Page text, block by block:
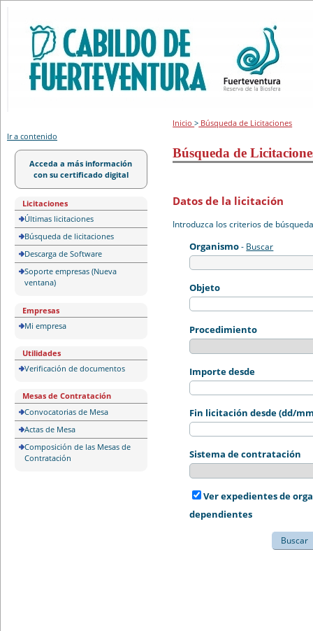
Ir a contenido
Acceda a más información
con su certificado digital
Licitaciones
Últimas licitaciones
Búsqueda de licitaciones
Descarga de Software
Soporte empresas (Nueva
ventana)
Empresas
Mi empresa
Utilidades
Verificación de documentos
Mesas de Contratación
Convocatorias de Mesa
Actas de Mesa
Composición de las Mesas de
Contratación
Inicio> Búsqueda de Licitaciones
Búsqueda de
Introduzca los criterios de
Datos de la licitación
Organismo- Buscar
Objeto
Procedimiento
Importe desde
Fin licitación desde (dd/
Sistema de contratación
Ver expedientes de
dependientes